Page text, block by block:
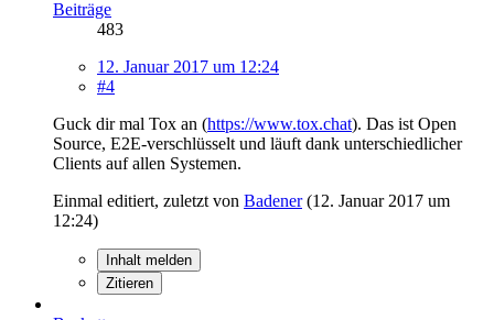
Beiträge
483
12. Januar 2017 um 12:24
#4
Guck dir mal Tox an (https://www.tox.chat). Das ist Open
Source, E2E-verschlüsselt und läuft dank unterschiedlicher
Clients auf allen Systemen.
Einmal editiert, zuletzt von Badener(12. Januar 2017 um
12:24)
Inhalt melden
Zitieren